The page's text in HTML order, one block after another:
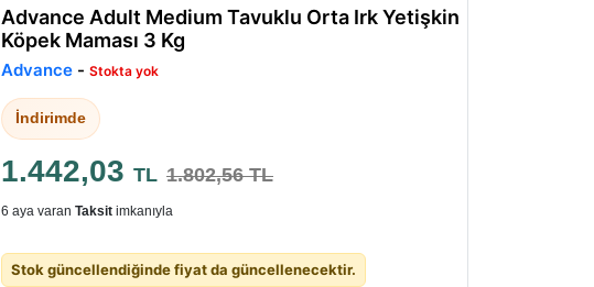
Advance Adult Medium Tavuklu Orta Irk Yetişkin
Köpek Maması 3 Kg
Advance - Stokta yok
İndirimde
1.442,03 TL 1.802,56 TL
6 aya varan Taksit imkanıyla
Stok güncellendiğinde fiyat da güncellenecektir.